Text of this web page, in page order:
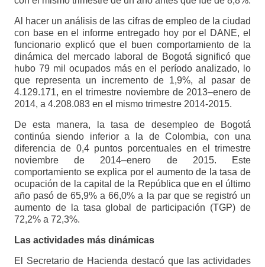
Al hacer un análisis de las cifras de empleo de la ciudad
con base en el informe entregado hoy por el DANE, el
funcionario explicó que el buen comportamiento de la
dinámica del mercado laboral de Bogotá significó que
hubo 79 mil ocupados más en el período analizado, lo
que representa un incremento de 1,9%, al pasar de
4.129.171, en el trimestre noviembre de 2013–enero de
2014, a 4.208.083 en el mismo trimestre 2014-2015.
De esta manera, la tasa de desempleo de Bogotá
continúa siendo inferior a la de Colombia, con una
diferencia de 0,4 puntos porcentuales en el trimestre
noviembre de 2014–enero de 2015. Este
comportamiento se explica por el aumento de la tasa de
ocupación de la capital de la República que en el último
año pasó de 65,9% a 66,0% a la par que se registró un
aumento de la tasa global de participación (TGP) de
72,2% a 72,3%.
Las actividades más dinámicas
El Secretario de Hacienda destacó que las actividades